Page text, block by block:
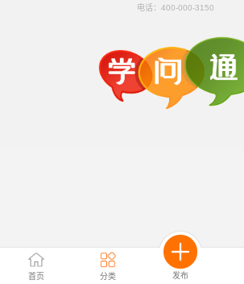
首页 分类 发布
电话： 400-000-3150